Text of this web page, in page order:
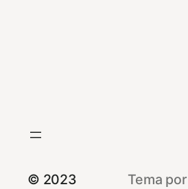
© 2023 Tema